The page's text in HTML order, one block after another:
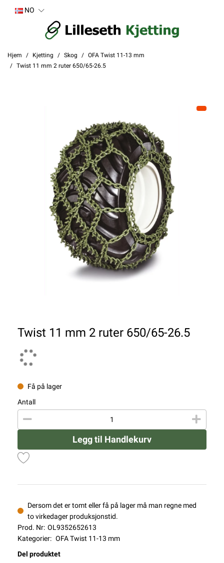
NO
Hjem Kjetting Skog
OFA Twist 11-13 mm
Twist 11 mm 2 ruter 650/65-26.5
Twist 11 mm 2 ruter 650/65-26.5
Få på lager
Antall
Legg til Handlekurv
Dersom det er tomt eller få på lager må man regne med
to virkedager produksjonstid.
Prod. Nr: OL9352652613
Kategorier: OFA Twist 11-13 mm
Del produktet